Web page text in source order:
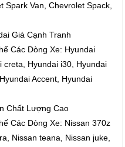
Spark Van, Chevrolet Spack,
Giá Cạnh Tranh
Dòng Xe: Hyundai
creta, Hyundai i30, Hyundai
Accent, Hyundai
Chất Lượng Cao
Dòng Xe: Nissan 370z
Nissan teana, Nissan juke,